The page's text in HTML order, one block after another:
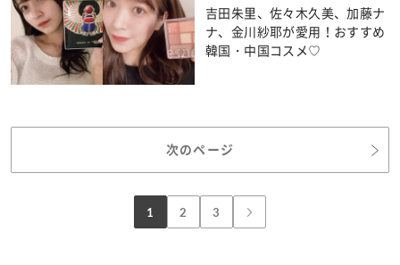
吉田朱里、佐々木久美、加藤ナ
ナ、金川紗耶が愛用！おすすめ
韓国・中国コスメ♡
次のページ
1 2 3